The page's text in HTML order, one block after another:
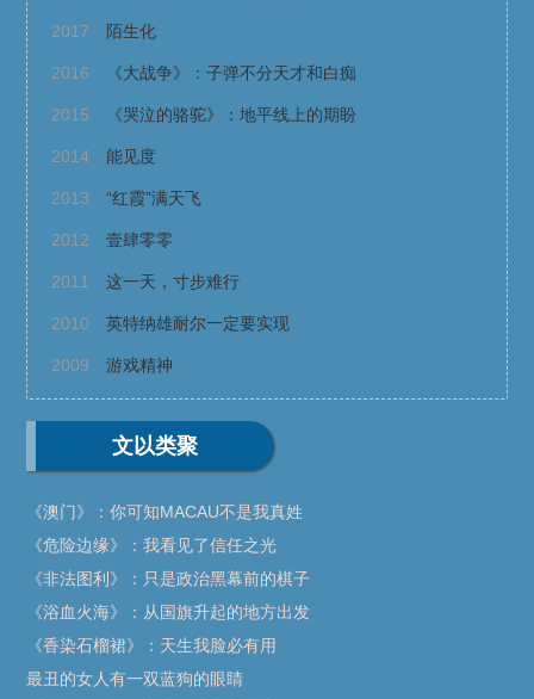
2017 陌生化
2016 《大战争》：子弹不分天才和白痴
2015 《哭泣的骆驼》：地平线上的期盼
2014 能见度
2013 “红霞”满天飞
2012 壹肆零零
2011 这一天，寸步难行
2010 英特纳雄耐尔一定要实现
2009 游戏精神
文以类聚
《澳门》：你可知MACAU不是我真姓
《危险边缘》：我看见了信任之光
《非法图利》：只是政治黑幕前的棋子
《浴血火海》：从国旗升起的地方出发
《香染石榴裙》：天生我脸必有用
最丑的女人有一双蓝狗的眼睛